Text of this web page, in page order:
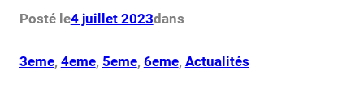
Posté le4 juillet 2023dans
3eme, 4eme, 5eme, 6eme, Actualités